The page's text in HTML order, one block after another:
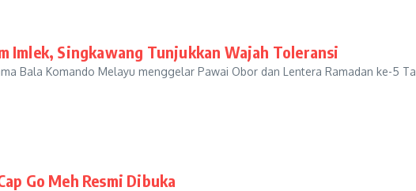
Imlek, Singkawang Tunjukkan Wajah Toleransi
Bala Komando Melayu menggelar Pawai Obor dan Lentera Ramadan ke-5
Go Meh Resmi Dibuka